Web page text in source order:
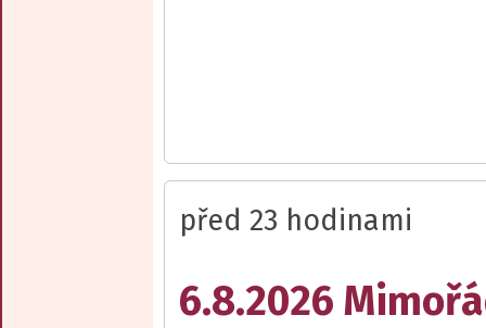
před 23 hodinami
6.8.2026